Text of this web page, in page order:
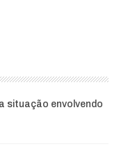
situação envolvendo